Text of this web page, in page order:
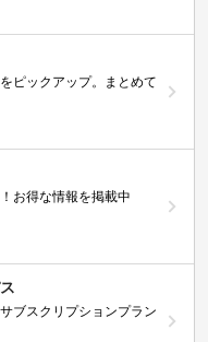
ピックアップ。まとめて
お得な情報を掲載中
ブスクリプションプラン